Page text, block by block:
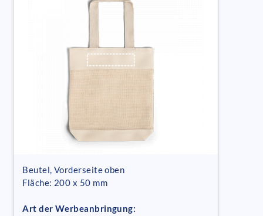
Beutel, Vorderseite oben
Fläche: 200 x 50 mm
Art der Werbeanbringung: